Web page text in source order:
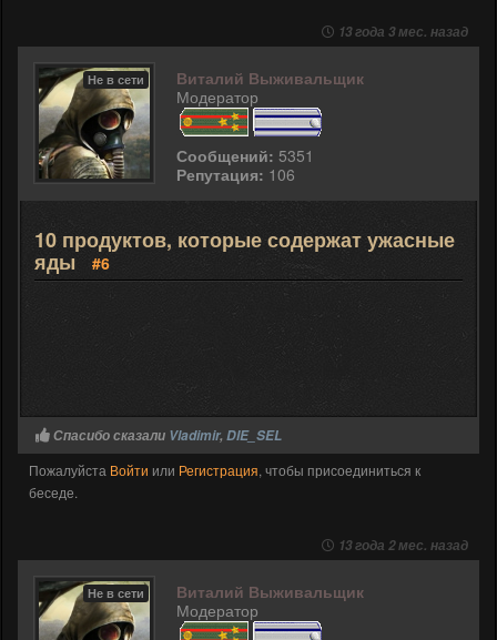
13 года 3 мес. назад
Не в сети
Виталий Выживальщик
Модератор
Сообщений: 5351
Репутация: 106
10 продуктов, которые содержат ужасные
яды #6
Спасибо сказали Vladimir, DIE_SEL
Пожалуйста Войти или Регистрация, чтобы присоединиться к
беседе.
13 года 2 мес. назад
Не в сети
Виталий Выживальщик
Модератор